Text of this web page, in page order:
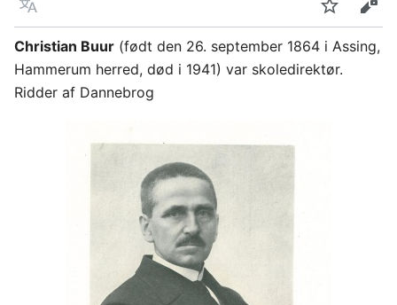
Sprog OvervågVis
Christian Buur (født den 26. september 1864 i Assing,
Hammerum herred, død i 1941) var skoledirektør.
Ridder af Dannebrog